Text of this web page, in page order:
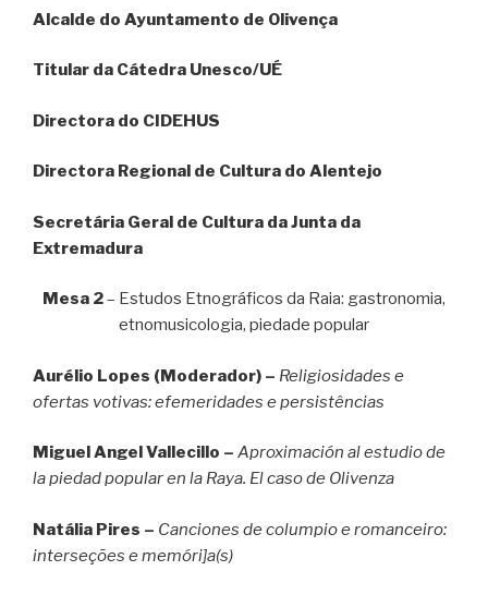
Alcalde do Ayuntamento de Olivença
Titular da Cátedra Unesco/UÉ
Directora do CIDEHUS
Directora Regional de Cultura do Alentejo
Secretária Geral de Cultura da Junta da
Extremadura
Mesa 2– Estudos Etnográficos da Raia: gastronomia,
etnomusicologia, piedade popular
Aurélio Lopes (Moderador) – Religiosidades e
ofertas votivas: efemeridades e persistências
Miguel Angel Vallecillo – Aproximación al estudio de
la piedad popular en la Raya. El caso de Olivenza
Natália Pires – Canciones de columpio e romanceiro:
interseções e memóri]a(s)